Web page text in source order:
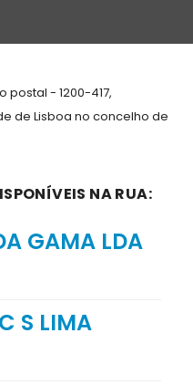
postal - 1200-417,
de Lisboa no concelho de
NA RUA:
GAMA LDA
S LIMA